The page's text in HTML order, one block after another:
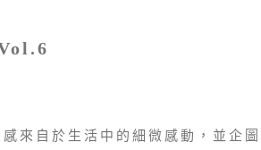
來自於生活中的細微感動，並企